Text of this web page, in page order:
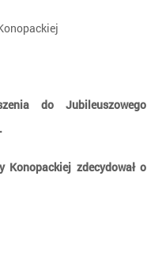
do Jubileuszowego
Konopackiej zdecydował o